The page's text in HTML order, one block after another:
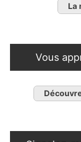
La
Vous